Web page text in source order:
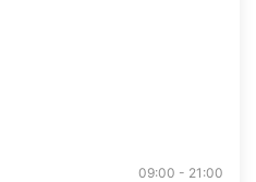
09:00 - 21:00